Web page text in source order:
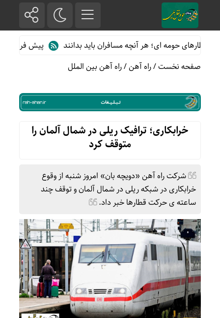
حومه ای؛ هر آنچه مسافران باید بدانند
پیش فروش بلیت
صفحه نخست/راه آهن/راه آهن بین الملل
خرابکاری؛ ترافیک ریلی در شمال آلمان را
متوقف کرد
شرکت راه آهن «دویچه بان» امروز شنبه از وقوع
خرابکاری در شبکه ریلی در شمال آلمان و توقف چند
ساعته ی حرکت قطارها خبر داد.